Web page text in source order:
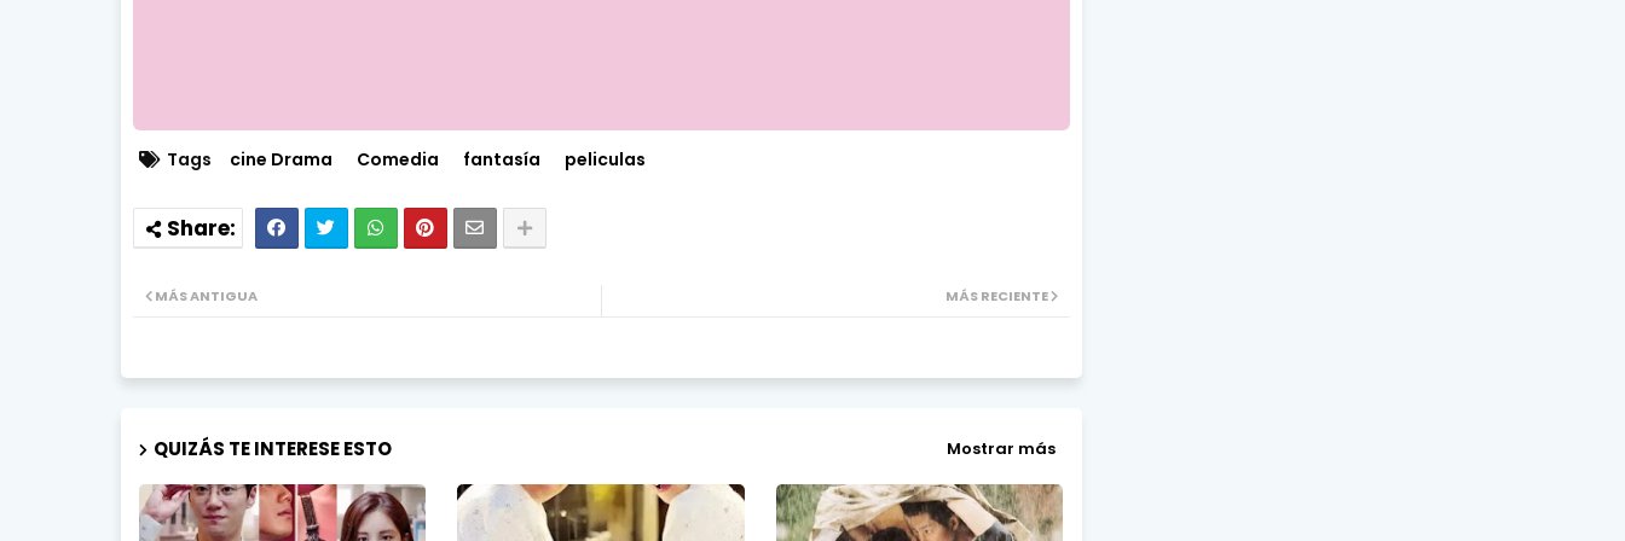
Tags cine Drama Comedia fantasía peliculas
MÁS RECIENTE
MÁS ANTIGUA
QUIZÁS TE INTERESE ESTO Mostrar más